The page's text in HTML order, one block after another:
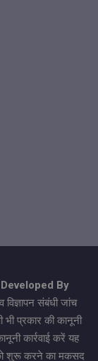
By
संबंधी जांच
प्रकार की कानूनी
कार्रवाई करें यह
शुरू करने का मकसद